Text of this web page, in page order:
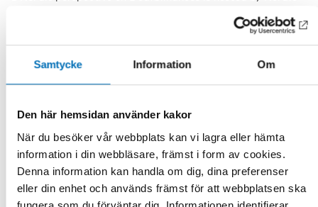
Samtycke Information Om
Den här hemsidan använder kakor
När du besöker vår webbplats kan vi lagra eller hämta
information i din webbläsare, främst i form av cookies.
Denna information kan handla om dig, dina preferenser
eller din enhet och används främst för att webbplatsen ska
Ministers’ social and health sector. The conference has been
EVENTPAGE
other practical information on our eventpage. The menu is
located on top of the page. By clicking on the menu you can
acess the different information tabs.
PLEASE NOTE THAT THE REGISTRATION IS
CLOSED FOR PARTICIPANTS